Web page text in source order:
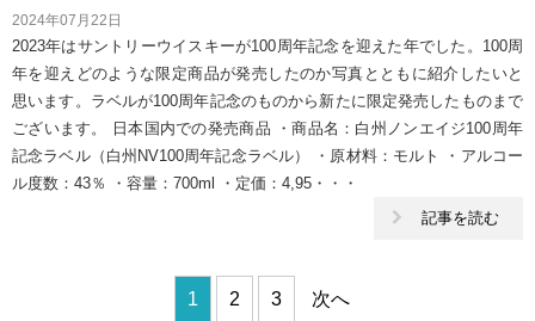
2024年07月22日
2023年はサントリーウイスキーが100周年記念を迎えた年でした。100周
年を迎えどのような限定商品が発売したのか写真とともに紹介したいと
思います。ラベルが100周年記念のものから新たに限定発売したものまで
ございます。 日本国内での発売商品 ・商品名：白州ノンエイジ100周年
記念ラベル（白州NV100周年記念ラベル） ・原材料：モルト ・アルコー
ル度数：43％ ・容量：700ml ・定価：4,95・・・
記事を読む
1 2 3 次へ